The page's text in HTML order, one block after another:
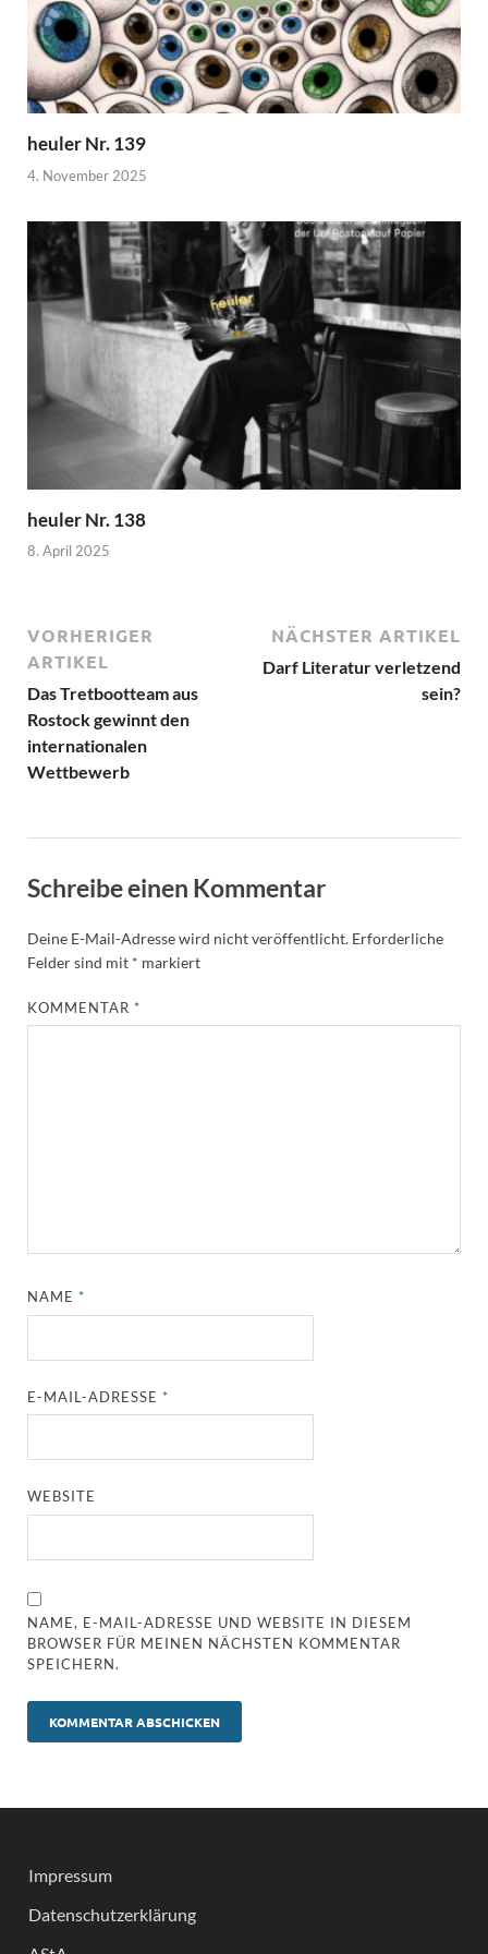
heuler Nr. 139
4. November 2025
heuler Nr. 138
8. April 2025
VORHERIGER
ARTIKEL
Das Tretbootteam aus
Rostock gewinnt den
internationalen
Wettbewerb
NÄCHSTER ARTIKEL
Darf Literatur verletzend
sein?
Schreibe einen Kommentar
Deine E-Mail-Adresse wird nicht veröffentlicht. Erforderliche
Felder sind mit * markiert
KOMMENTAR*
NAME*
E-MAIL-ADRESSE*
WEBSITE
NAME, E-MAIL-ADRESSE UND WEBSITE IN DIESEM
BROWSER FÜR MEINEN NÄCHSTEN KOMMENTAR
SPEICHERN.
Impressum
Datenschutzerklärung